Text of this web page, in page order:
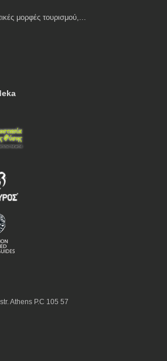
μορφές τουρισμού,...
Athens P.C 105 57